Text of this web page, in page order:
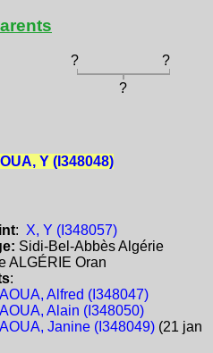
?
?
?
Y (I348048)
: X, Y (I348057)
Sidi-Bel-Abbès Algérie
ALGÉRIE Oran
:
Alfred (I348047)
Alain (I348050)
Janine (I348049)(21 jan